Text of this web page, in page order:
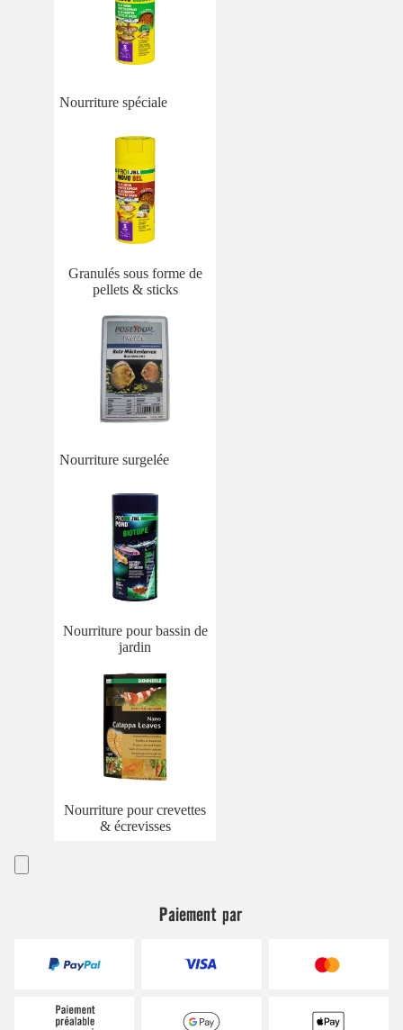
Nourriture spéciale
Granulés sous forme de
pellets & sticks
Nourriture surgelée
Nourriture pour bassin de
jardin
Nourriture pour crevettes
& écrevisses
Paiement par